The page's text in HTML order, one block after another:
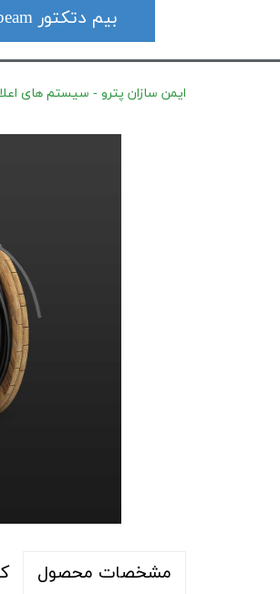
بیم دتکتور Firebeam
ایمن سازان پترو - سیستم های
مشخصات محصول